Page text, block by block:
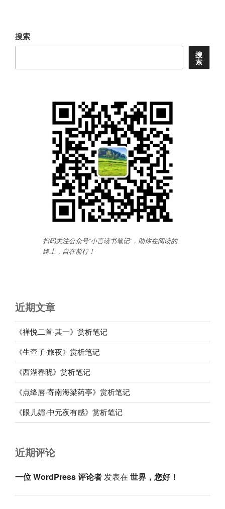
搜索
搜
索
扫码关注公众号“小言读书笔记”，助你在阅读的
路上，自在前行！
近期文章
《禅悦二首·其一》赏析笔记
《生查子·旅夜》赏析笔记
《西湖春晓》赏析笔记
《点绛唇·寄南海梁药亭》赏析笔记
《眼儿媚·中元夜有感》赏析笔记
近期评论
一位 WordPress 评论者发表在 世界，您好！